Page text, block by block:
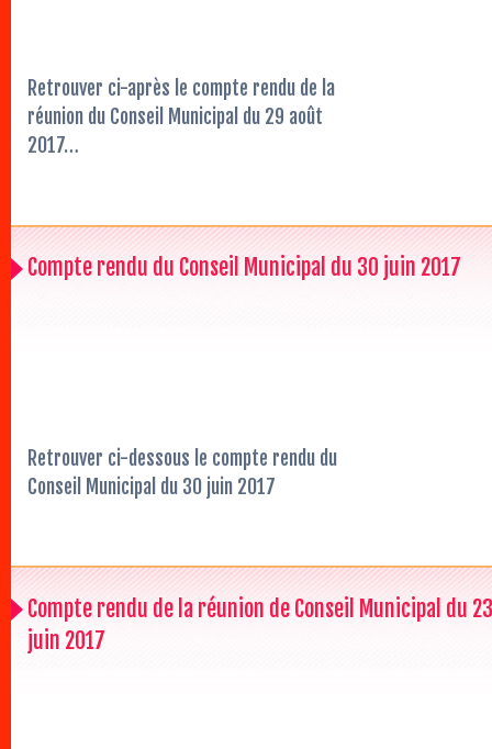
Retrouver ci-après le compte rendu de la
réunion du Conseil Municipal du 29 août
2017…
Compte rendu du Conseil Municipal du 30 juin 2017
Retrouver ci-dessous le compte rendu du
Conseil Municipal du 30 juin 2017
Compte rendu de la réunion de Conseil Municipal du 23
juin 2017